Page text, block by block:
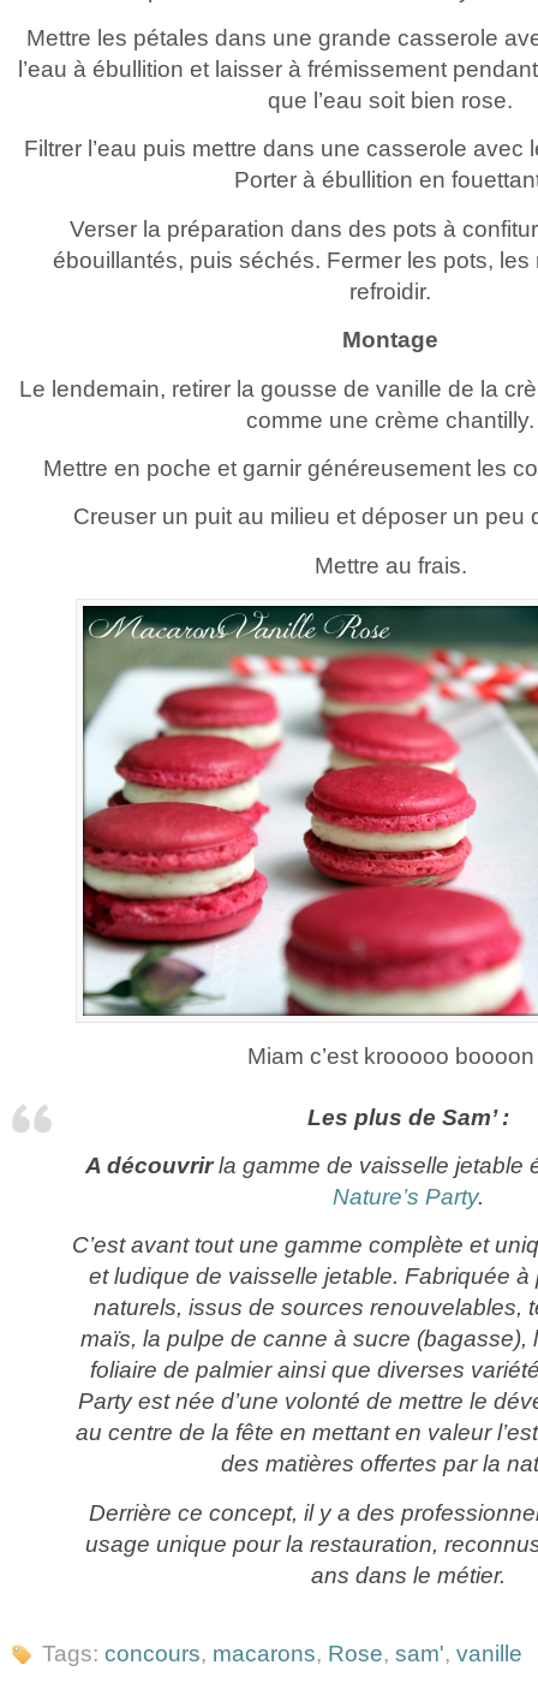
Mettre les pétales dans une grande casserole
l’eau à ébullition et laisser à frémissement
que l’eau soit bien rose.
Filtrer l’eau puis mettre dans une casserole avec
Porter à ébullition en
Verser la préparation dans des pots à
ébouillantés, puis séchés. Fermer les pots, les
refroidir.
Montage
Le lendemain, retirer la gousse de vanille de la
comme une crème chantilly.
Mettre en poche et garnir généreusement les
Creuser un puit au milieu et déposer un peu
Mettre au frais.
Miam c’est krooooo boooon
Les plus de Sam’ :
A découvrirla gamme de vaisselle jetable
Nature’s Party.
C’est avant tout une gamme complète et
et ludique de vaisselle jetable. Fabriquée à
naturels, issus de sources renouvelables,
maïs, la pulpe de canne à sucre (bagasse),
foliaire de palmier ainsi que diverses
Party est née d’une volonté de mettre le
au centre de la fête en mettant en valeur
des matières offertes par la
Derrière ce concept, il y a des
usage unique pour la restauration,
ans dans le métier.
Tags: concours, macarons, Rose, sam', vanille